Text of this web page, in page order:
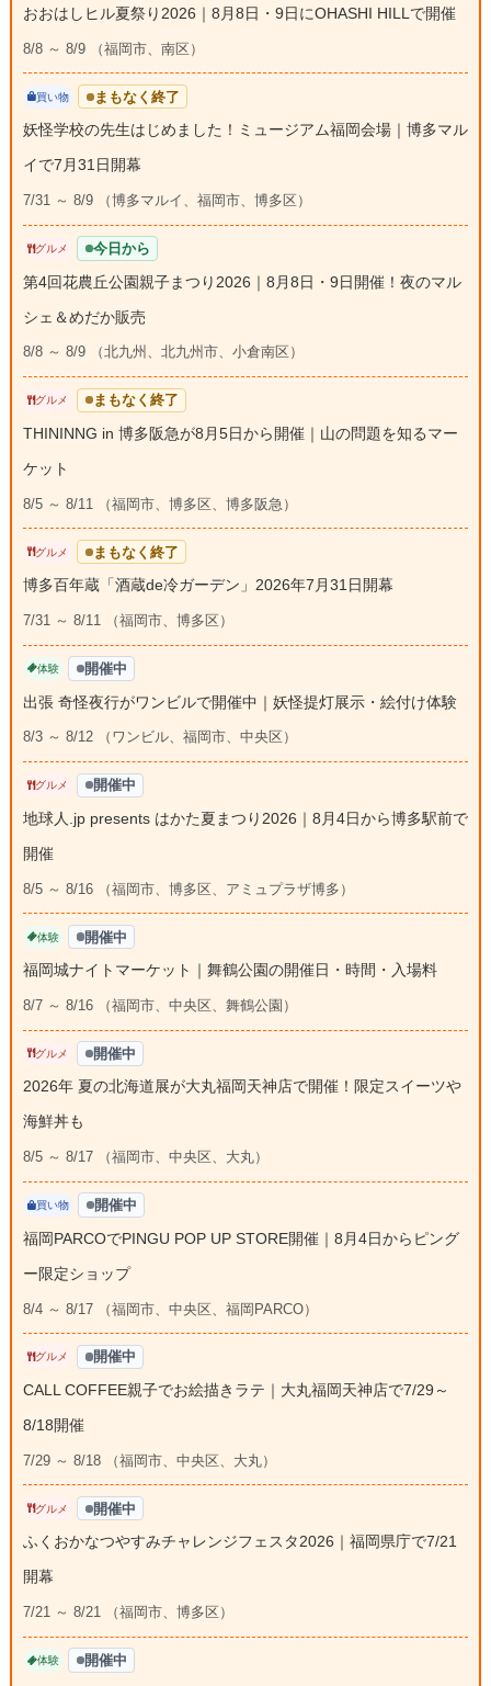
おおはしヒル夏祭り2026｜8月8日・9日にOHASHI HILLで開催
8/8 ～ 8/9 （福岡市、南区）
買い物 まもなく終了
妖怪学校の先生はじめました！ミュージアム福岡会場｜博多マル
イで7月31日開幕
7/31 ～ 8/9 （博多マルイ、福岡市、博多区）
グルメ 今日から
第4回花農丘公園親子まつり2026｜8月8日・9日開催！夜のマル
シェ＆めだか販売
8/8 ～ 8/9 （北九州、北九州市、小倉南区）
グルメ まもなく終了
THININNG in 博多阪急が8月5日から開催｜山の問題を知るマー
ケット
8/5 ～ 8/11 （福岡市、博多区、博多阪急）
グルメ まもなく終了
博多百年蔵「酒蔵de冷ガーデン」2026年7月31日開幕
7/31 ～ 8/11 （福岡市、博多区）
体験 開催中
出張 奇怪夜行がワンビルで開催中｜妖怪提灯展示・絵付け体験
8/3 ～ 8/12 （ワンビル、福岡市、中央区）
グルメ 開催中
地球人.jp presents はかた夏まつり2026｜8月4日から博多駅前で
開催
8/5 ～ 8/16 （福岡市、博多区、アミュプラザ博多）
体験 開催中
福岡城ナイトマーケット｜舞鶴公園の開催日・時間・入場料
8/7 ～ 8/16 （福岡市、中央区、舞鶴公園）
グルメ 開催中
2026年 夏の北海道展が大丸福岡天神店で開催！限定スイーツや
海鮮丼も
8/5 ～ 8/17 （福岡市、中央区、大丸）
買い物 開催中
福岡PARCOでPINGU POP UP STORE開催｜8月4日からピング
ー限定ショップ
8/4 ～ 8/17 （福岡市、中央区、福岡PARCO）
グルメ 開催中
CALL COFFEE親子でお絵描きラテ｜大丸福岡天神店で7/29～
8/18開催
7/29 ～ 8/18 （福岡市、中央区、大丸）
グルメ 開催中
ふくおかなつやすみチャレンジフェスタ2026｜福岡県庁で7/21
開幕
7/21 ～ 8/21 （福岡市、博多区）
体験 開催中